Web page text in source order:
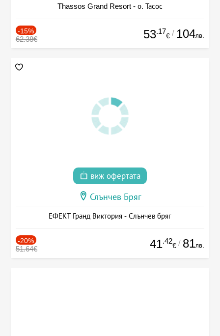
Thassos Grand Resort - о. Тасос
-15%
62.38€ 53.17
€ / 104лв.
виж офертата
Слънчев Бряг
ЕФЕКТ Гранд Виктория - Слънчев бряг
-20%
51.64€ 41.42
€ / 81лв.